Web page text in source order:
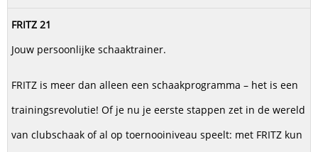
FRITZ 21
Jouw persoonlijke schaaktrainer.
FRITZ is meer dan alleen een schaakprogramma – het is een
trainingsrevolutie! Of je nu je eerste stappen zet in de wereld
van clubschaak of al op toernooiniveau speelt: met FRITZ kun